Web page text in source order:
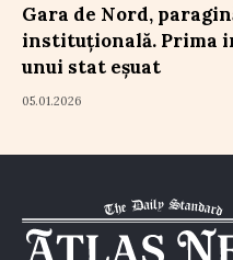
Gara de Nord,
instituțională. Prima
unui stat eșuat
05.01.2026